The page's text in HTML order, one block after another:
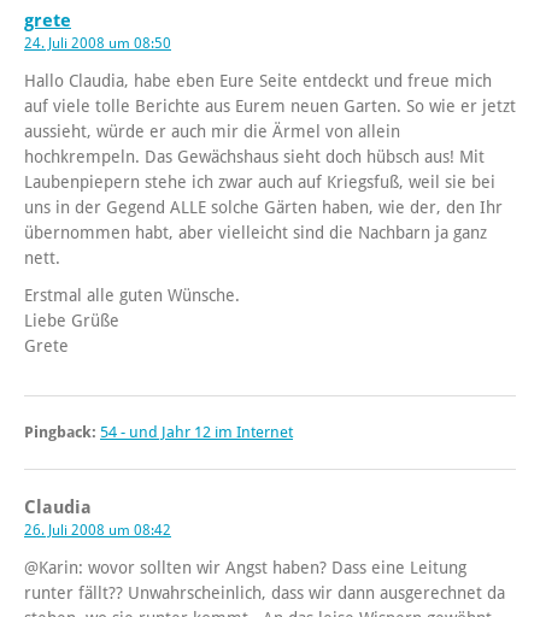
grete
24. Juli 2008 um 08:50
Hallo Claudia, habe eben Eure Seite entdeckt und freue mich
auf viele tolle Berichte aus Eurem neuen Garten. So wie er jetzt
aussieht, würde er auch mir die Ärmel von allein
hochkrempeln. Das Gewächshaus sieht doch hübsch aus! Mit
Laubenpiepern stehe ich zwar auch auf Kriegsfuß, weil sie bei
uns in der Gegend ALLE solche Gärten haben, wie der, den Ihr
übernommen habt, aber vielleicht sind die Nachbarn ja ganz
nett.
Erstmal alle guten Wünsche.
Liebe Grüße
Grete
Pingback: 54 - und Jahr 12 im Internet
Claudia
26. Juli 2008 um 08:42
@Karin: wovor sollten wir Angst haben? Dass eine Leitung
runter fällt?? Unwahrscheinlich, dass wir dann ausgerechnet da